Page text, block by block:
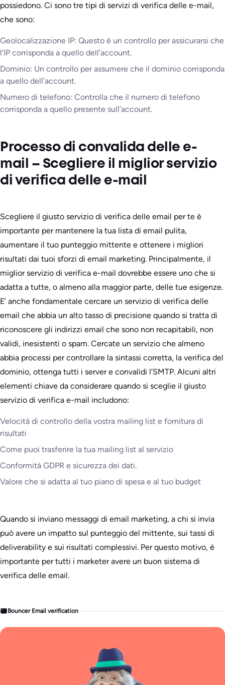
possiedono. Ci sono tre tipi di servizi di verifica delle e-mail,
che sono:
Geolocalizzazione IP: Questo è un controllo per assicurarsi che
l’IP corrisponda a quello dell’account.
Dominio: Un controllo per assumere che il dominio corrisponda
a quello dell’account.
Numero di telefono: Controlla che il numero di telefono
corrisponda a quello presente sull’account.
Processo di convalida delle e-
mail – Scegliere il miglior servizio
di verifica delle e-mail
Scegliere il giusto servizio di verifica delle email per te è
importante per mantenere la tua lista di email pulita,
aumentare il tuo punteggio mittente e ottenere i migliori
risultati dai tuoi sforzi di email marketing. Principalmente, il
miglior servizio di verifica e-mail dovrebbe essere uno che si
adatta a tutte, o almeno alla maggior parte, delle tue esigenze.
E’ anche fondamentale cercare un servizio di verifica delle
email che abbia un alto tasso di precisione quando si tratta di
riconoscere gli indirizzi email che sono non recapitabili, non
validi, inesistenti o spam. Cercate un servizio che almeno
abbia processi per controllare la sintassi corretta, la verifica del
dominio, ottenga tutti i server e convalidi l’SMTP. Alcuni altri
elementi chiave da considerare quando si sceglie il giusto
servizio di verifica e-mail includono:
Velocità di controllo della vostra mailing list e fornitura di
risultati
Come puoi trasferire la tua mailing list al servizio
Conformità GDPR e sicurezza dei dati.
Valore che si adatta al tuo piano di spesa e al tuo budget
Quando si inviano messaggi di email marketing, a chi si invia
può avere un impatto sul punteggio del mittente, sui tassi di
deliverability e sui risultati complessivi. Per questo motivo, è
importante per tutti i marketer avere un buon sistema di
verifica delle email.
Bouncer Email verification